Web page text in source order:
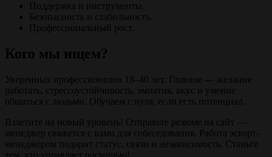
Поддержка и инструменты.
Безопасность и стабильность.
Профессиональный рост.
Кого мы ищем?
Уверенных профессионалов 18–40 лет. Главное — желание
работать, стрессоустойчивость, эмпатия, вкус и умение
общаться с людьми. Обучаем с нуля, если есть потенциал.
Взлетите на новый уровень! Отправьте резюме на сайт —
менеджер свяжется с вами для собеседования. Работа эскорт-
менеджером подарит статус, связи и независимость. Станьте
тем, кто управляет роскошью!